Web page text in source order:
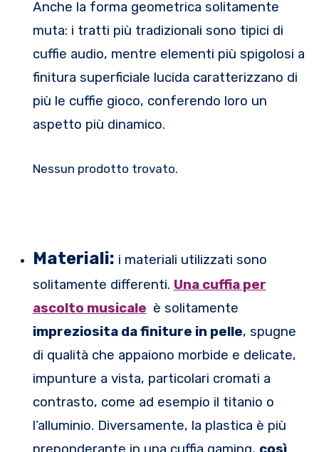
Anche la forma geometrica solitamente
muta: i tratti più tradizionali sono tipici di
cuffie audio, mentre elementi più spigolosi a
finitura superficiale lucida caratterizzano di
più le cuffie gioco, conferendo loro un
aspetto più dinamico.
Nessun prodotto trovato.
Materiali: i materiali utilizzati sono
solitamente differenti. Una cuffia per
ascolto musicale è solitamente
impreziosita da finiture in pelle, spugne
di qualità che appaiono morbide e delicate,
impunture a vista, particolari cromati a
contrasto, come ad esempio il titanio o
l’alluminio. Diversamente, la plastica è più
preponderante in una cuffia gaming, così